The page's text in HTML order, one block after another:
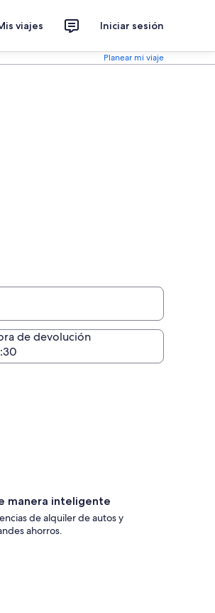
viajes Iniciar sesión
Planear mi viaje
de devolución
manera inteligente
de alquiler de autos y
ahorros.